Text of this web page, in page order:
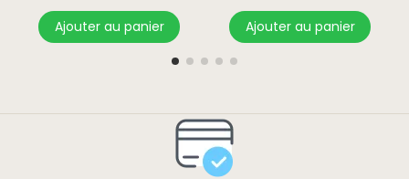
Ajouter au panier Ajouter au panier